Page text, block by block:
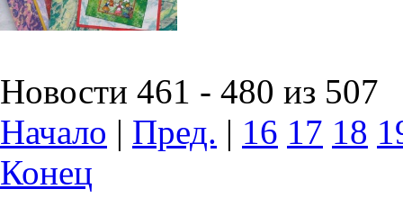
Новости 461 - 480 из 507
Начало | Пред. | 16 17 18
Конец